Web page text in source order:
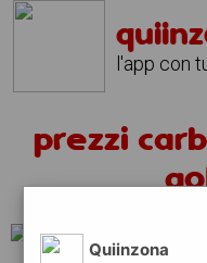
l'app con
prezzi
Quiinzona